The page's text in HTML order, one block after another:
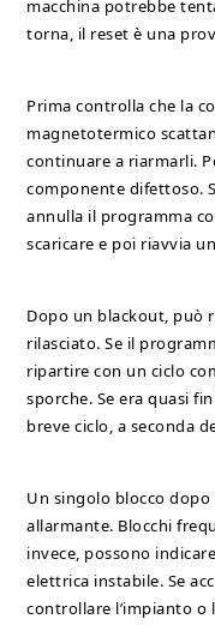
macchina potrebbe
torna, il reset è una
Prima controlla che la
magnetotermico
continuare a riarmarli.
componente difettoso.
annulla il programma
scaricare e poi riavvia
Dopo un blackout, può
rilasciato. Se il
ripartire con un ciclo
sporche. Se era quasi
breve ciclo, a seconda
Un singolo blocco
allarmante. Blocchi
invece, possono
elettrica instabile. Se
controllare l’impianto o